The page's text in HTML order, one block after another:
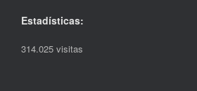
Estadísticas:
314.025 visitas